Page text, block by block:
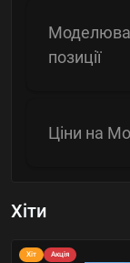
позиції
Ціни на
Хіти
Хіт Акція